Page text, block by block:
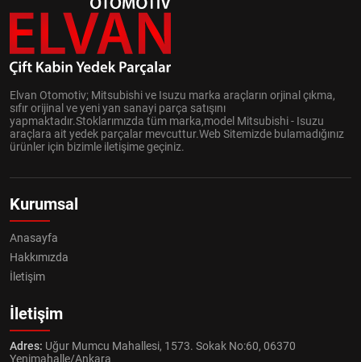
Elvan Otomotiv; Mitsubishi ve Isuzu marka araçların orjinal çıkma,
sıfır orijinal ve yeni yan sanayi parça satışını
yapmaktadır.Stoklarımızda tüm marka,model Mitsubishi - Isuzu
araçlara ait yedek parçalar mevcuttur.Web Sitemizde bulamadığınız
ürünler için bizimle iletişime geçiniz.
Kurumsal
Anasayfa
Hakkımızda
İletişim
İletişim
Adres: Uğur Mumcu Mahallesi, 1573. Sokak No:60, 06370
Yenimahalle/Ankara